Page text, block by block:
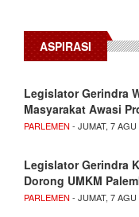
ASPIRASI
Legislator Gerindra
Masyarakat Awasi
PARLEMEN - JUMAT, 7 AGU
Legislator Gerindra
Dorong UMKM
PARLEMEN - JUMAT, 7 AGU